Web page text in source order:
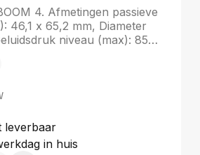
4. Afmetingen passieve
46,1 x 65,2 mm, Diameter
niveau (max): 85
A2DP, Bereik van
Kleur van het product:
Universeel
leverbaar
in huis